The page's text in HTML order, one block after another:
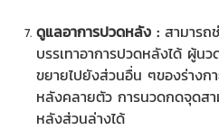
ดูแลอาการปวดหลัง : สามารถ
บรรเทาอาการปวดหลังได้ ผู้น
ขยายไปยังส่วนอื่น ๆของร่างก
หลังคลายตัว การนวดกดจุดส
หลังส่วนล่างได้